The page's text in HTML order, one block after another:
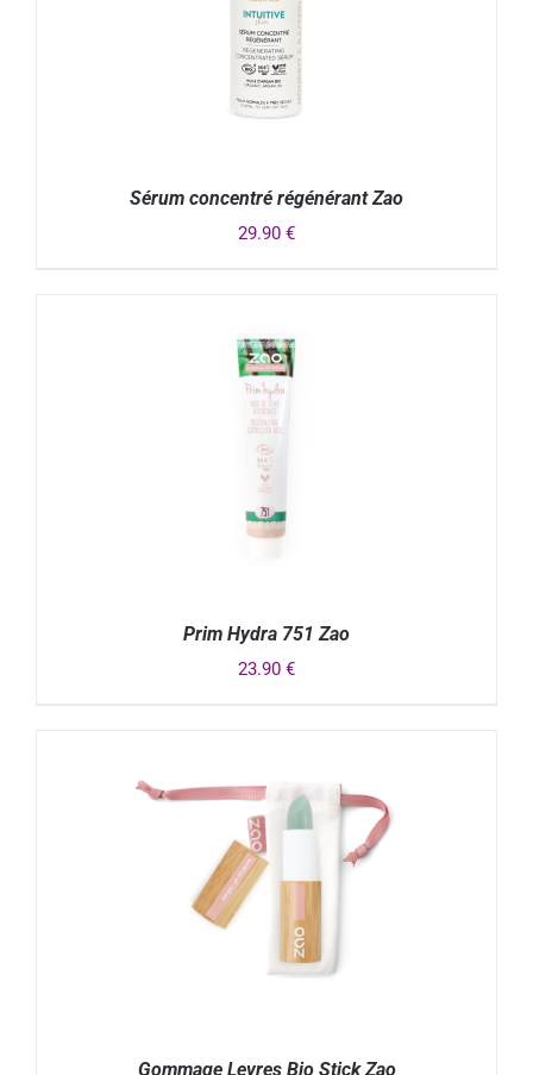
Sérum concentré régénérant Zao
29.90 €
Prim Hydra 751 Zao
23.90 €
Gommage Levres Bio Stick Zao